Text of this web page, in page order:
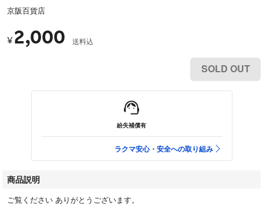
京阪百貨店
¥ 2,000 送料込
SOLD OUT
紛失補償有
ラクマ安心・安全への取り組み
商品説明
ご覧ください ありがとうございます。